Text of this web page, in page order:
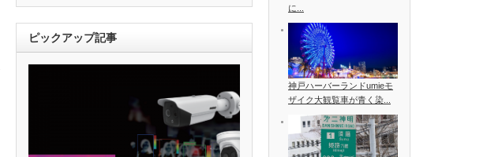
ピックアップ記事
に...
神戸ハーバーランドumieモ
ザイク大観覧車が青く染...